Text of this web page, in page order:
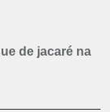
de jacaré na